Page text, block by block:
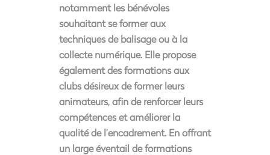
notamment les bénévoles
souhaitant se former aux
techniques de balisage ou à la
collecte numérique. Elle propose
également des formations aux
clubs désireux de former leurs
animateurs, afin de renforcer leurs
compétences et améliorer la
qualité de l’encadrement. En offrant
un large éventail de formations